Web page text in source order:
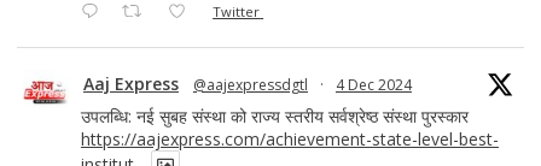
Twitter
Aaj Express @aajexpressdgtl · 4 Dec 2024
उपलब्धि: नई सुबह संस्था को राज्य स्तरीय सर्वश्रेष्ठ संस्था पुरस्कार
https://aajexpress.com/achievement-state-level-best-